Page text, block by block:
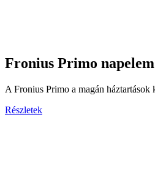
Fronius Primo
A Fronius Primo a magán háztartások
Részletek